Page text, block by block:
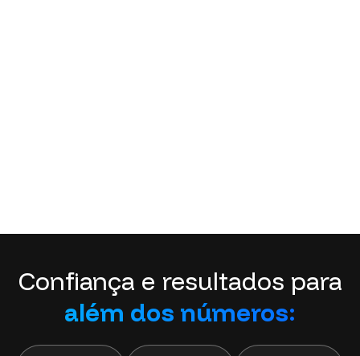
Confiança e resultados para
além dos números: